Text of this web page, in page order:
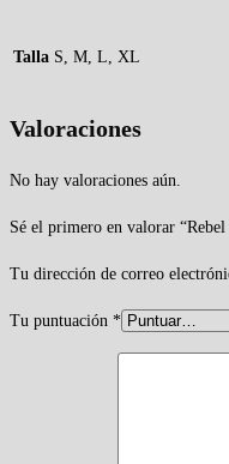
Talla S, M, L, XL
Valoraciones
No hay valoraciones aún.
Sé el primero en valorar
Tu dirección de correo
Tu puntuación *